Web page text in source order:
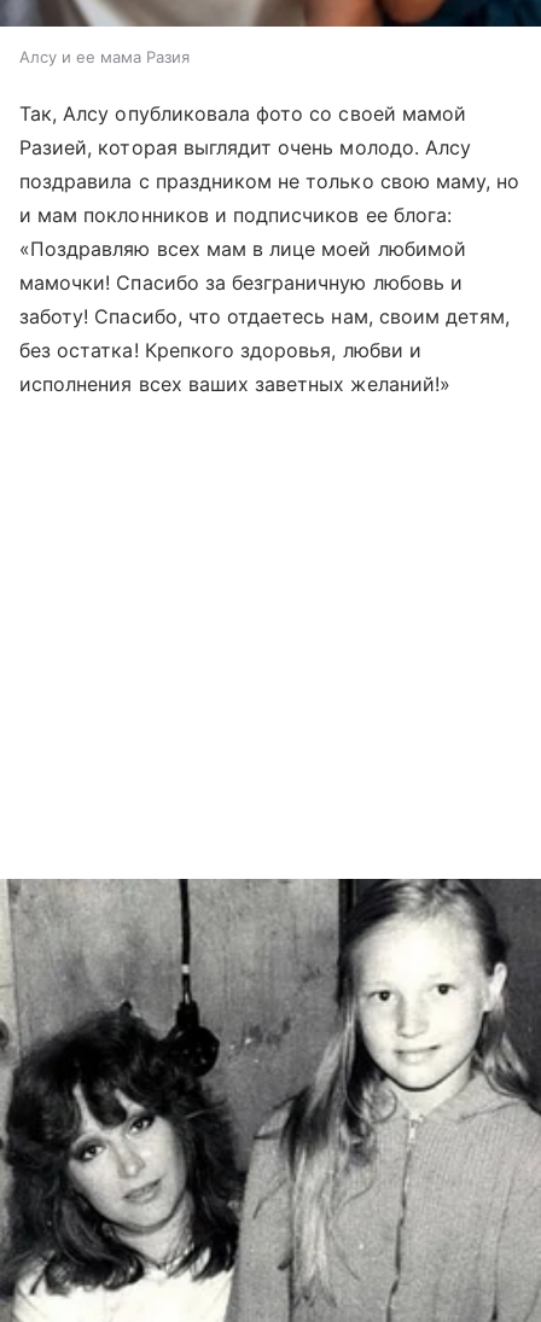
Алсу и ее мама Разия
Так, Алсу опубликовала фото со своей мамой
Разией, которая выглядит очень молодо. Алсу
поздравила с праздником не только свою маму, но
и мам поклонников и подписчиков ее блога:
«Поздравляю всех мам в лице моей любимой
мамочки! Спасибо за безграничную любовь и
заботу! Спасибо, что отдаетесь нам, своим детям,
без остатка! Крепкого здоровья, любви и
исполнения всех ваших заветных желаний!»